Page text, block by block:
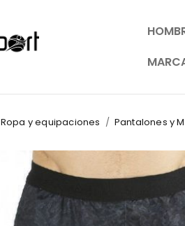
Ropa y equipaciones / Pantalones y